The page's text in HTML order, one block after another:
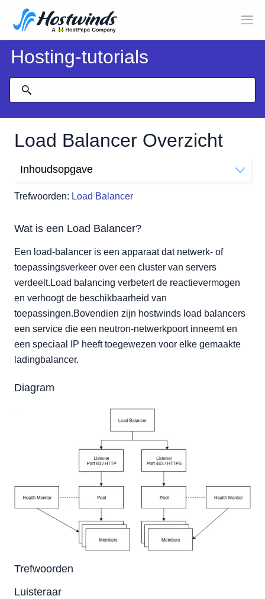
Hosting-tutorials
Load Balancer Overzicht
Trefwoorden: Load Balancer
Inhoudsopgave
Diagram
Luisteraar
Lid
Gezondheidsmonitor
Zwembad
Wat is een Load Balancer?
Een load-balancer is een apparaat dat netwerk- of
toepassingsverkeer over een cluster van servers
verdeelt.Load balancing verbetert de reactievermogen
en verhoogt de beschikbaarheid van
toepassingen.Bovendien zijn hostwinds load balancers
een service die een neutron-netwerkpoort inneemt en
een speciaal IP heeft toegewezen voor elke gemaakte
ladingbalancer.
Diagram
Trefwoorden
Luisteraar